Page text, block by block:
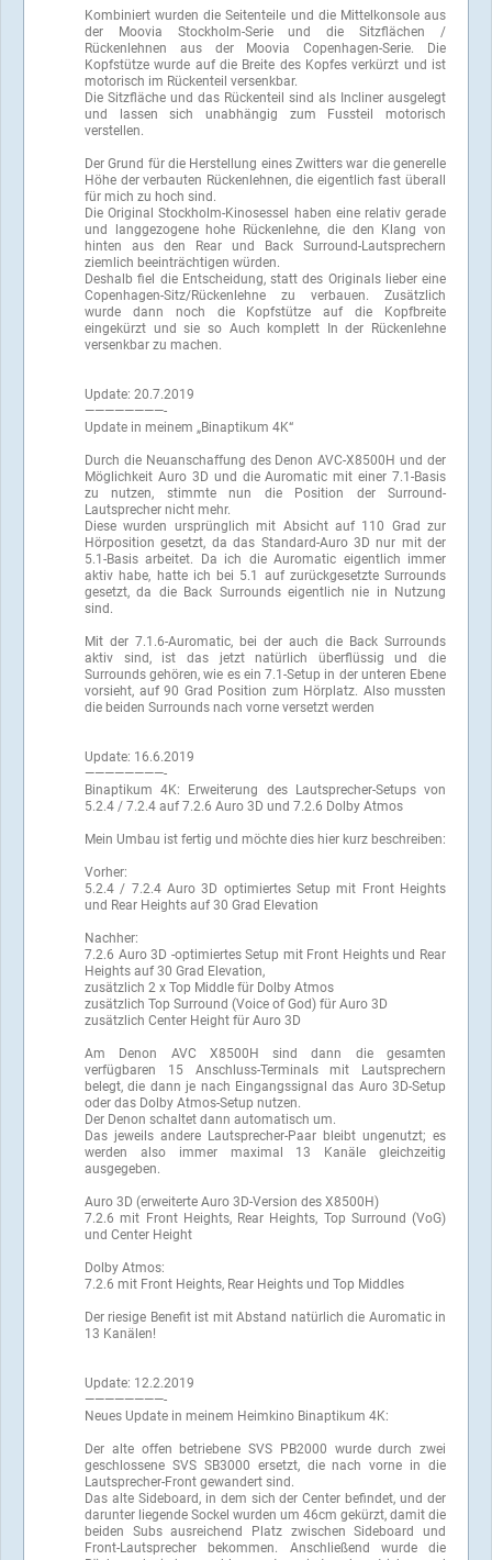
Kombiniert wurden die Seitenteile und die Mittelkonsole aus
der Moovia Stockholm-Serie und die Sitzflächen /
Rückenlehnen aus der Moovia Copenhagen-Serie. Die
Kopfstütze wurde auf die Breite des Kopfes verkürzt und ist
motorisch im Rückenteil versenkbar.
Die Sitzfläche und das Rückenteil sind als Incliner ausgelegt
und lassen sich unabhängig zum Fussteil motorisch
verstellen.
Der Grund für die Herstellung eines Zwitters war die generelle
Höhe der verbauten Rückenlehnen, die eigentlich fast überall
für mich zu hoch sind.
Die Original Stockholm-Kinosessel haben eine relativ gerade
und langgezogene hohe Rückenlehne, die den Klang von
hinten aus den Rear und Back Surround-Lautsprechern
ziemlich beeinträchtigen würden.
Deshalb fiel die Entscheidung, statt des Originals lieber eine
Copenhagen-Sitz/Rückenlehne zu verbauen. Zusätzlich
wurde dann noch die Kopfstütze auf die Kopfbreite
eingekürzt und sie so Auch komplett In der Rückenlehne
versenkbar zu machen.
Update: 20.7.2019
————————-
Update in meinem „Binaptikum 4K“
Durch die Neuanschaffung des Denon AVC-X8500H und der
Möglichkeit Auro 3D und die Auromatic mit einer 7.1-Basis
zu nutzen, stimmte nun die Position der Surround-
Lautsprecher nicht mehr.
Diese wurden ursprünglich mit Absicht auf 110 Grad zur
Hörposition gesetzt, da das Standard-Auro 3D nur mit der
5.1-Basis arbeitet. Da ich die Auromatic eigentlich immer
aktiv habe, hatte ich bei 5.1 auf zurückgesetzte Surrounds
gesetzt, da die Back Surrounds eigentlich nie in Nutzung
sind.
Mit der 7.1.6-Auromatic, bei der auch die Back Surrounds
aktiv sind, ist das jetzt natürlich überflüssig und die
Surrounds gehören, wie es ein 7.1-Setup in der unteren Ebene
vorsieht, auf 90 Grad Position zum Hörplatz. Also mussten
die beiden Surrounds nach vorne versetzt werden
Update: 16.6.2019
————————-
Binaptikum 4K: Erweiterung des Lautsprecher-Setups von
5.2.4 / 7.2.4 auf 7.2.6 Auro 3D und 7.2.6 Dolby Atmos
Mein Umbau ist fertig und möchte dies hier kurz beschreiben:
Vorher:
5.2.4 / 7.2.4 Auro 3D optimiertes Setup mit Front Heights
und Rear Heights auf 30 Grad Elevation
Nachher:
7.2.6 Auro 3D -optimiertes Setup mit Front Heights und Rear
Heights auf 30 Grad Elevation,
zusätzlich 2 x Top Middle für Dolby Atmos
zusätzlich Top Surround (Voice of God) für Auro 3D
zusätzlich Center Height für Auro 3D
Am Denon AVC X8500H sind dann die gesamten
verfügbaren 15 Anschluss-Terminals mit Lautsprechern
belegt, die dann je nach Eingangssignal das Auro 3D-Setup
oder das Dolby Atmos-Setup nutzen.
Der Denon schaltet dann automatisch um.
Das jeweils andere Lautsprecher-Paar bleibt ungenutzt; es
werden also immer maximal 13 Kanäle gleichzeitig
ausgegeben.
Auro 3D (erweiterte Auro 3D-Version des X8500H)
7.2.6 mit Front Heights, Rear Heights, Top Surround (VoG)
und Center Height
Dolby Atmos:
7.2.6 mit Front Heights, Rear Heights und Top Middles
Der riesige Benefit ist mit Abstand natürlich die Auromatic in
13 Kanälen!
Update: 12.2.2019
————————-
Neues Update in meinem Heimkino Binaptikum 4K:
Der alte offen betriebene SVS PB2000 wurde durch zwei
geschlossene SVS SB3000 ersetzt, die nach vorne in die
Lautsprecher-Front gewandert sind.
Das alte Sideboard, in dem sich der Center befindet, und der
darunter liegende Sockel wurden um 46cm gekürzt, damit die
beiden Subs ausreichend Platz zwischen Sideboard und
Front-Lautsprecher bekommen. Anschließend wurde die